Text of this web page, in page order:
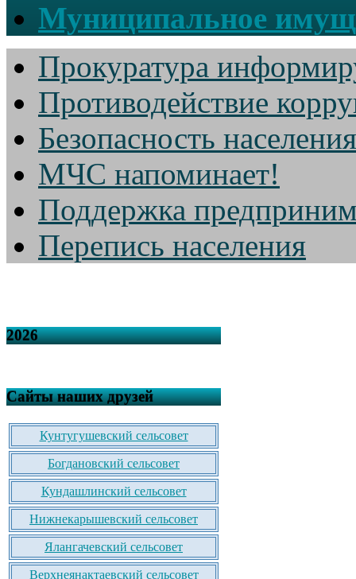
Муниципальное
Прокуратура
Противодействие
Безопасность населения
МЧС напоминает!
Поддержка
Перепись населения
2026
Сайты наших друзей
Кунтугушевский сельсовет
Богдановский сельсовет
Кундашлинский сельсовет
Нижнекарышевский сельсовет
Ялангачевский сельсовет
Верхнеянактаевский сельсовет